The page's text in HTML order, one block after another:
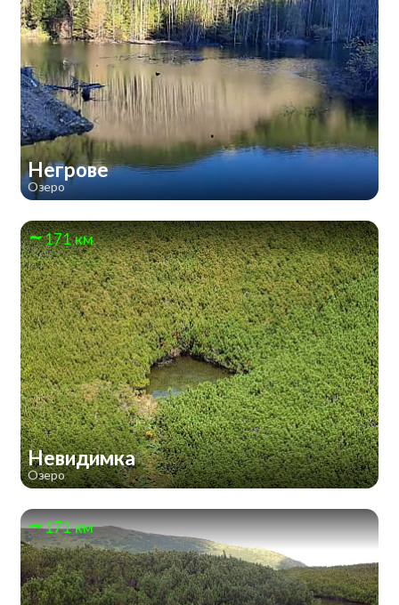
Негрове
Озеро
171 км
Невидимка
Озеро
171 км